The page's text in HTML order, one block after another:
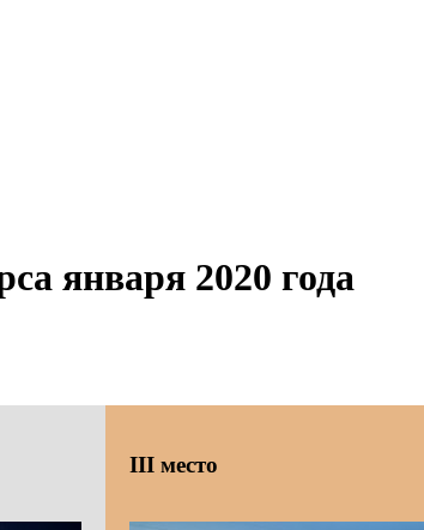
января 2020 года
III место